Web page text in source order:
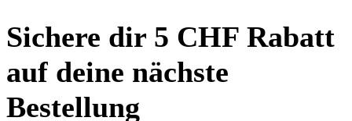
Sichere dir 5 CHF Rabatt
auf deine nächste
Bestellung